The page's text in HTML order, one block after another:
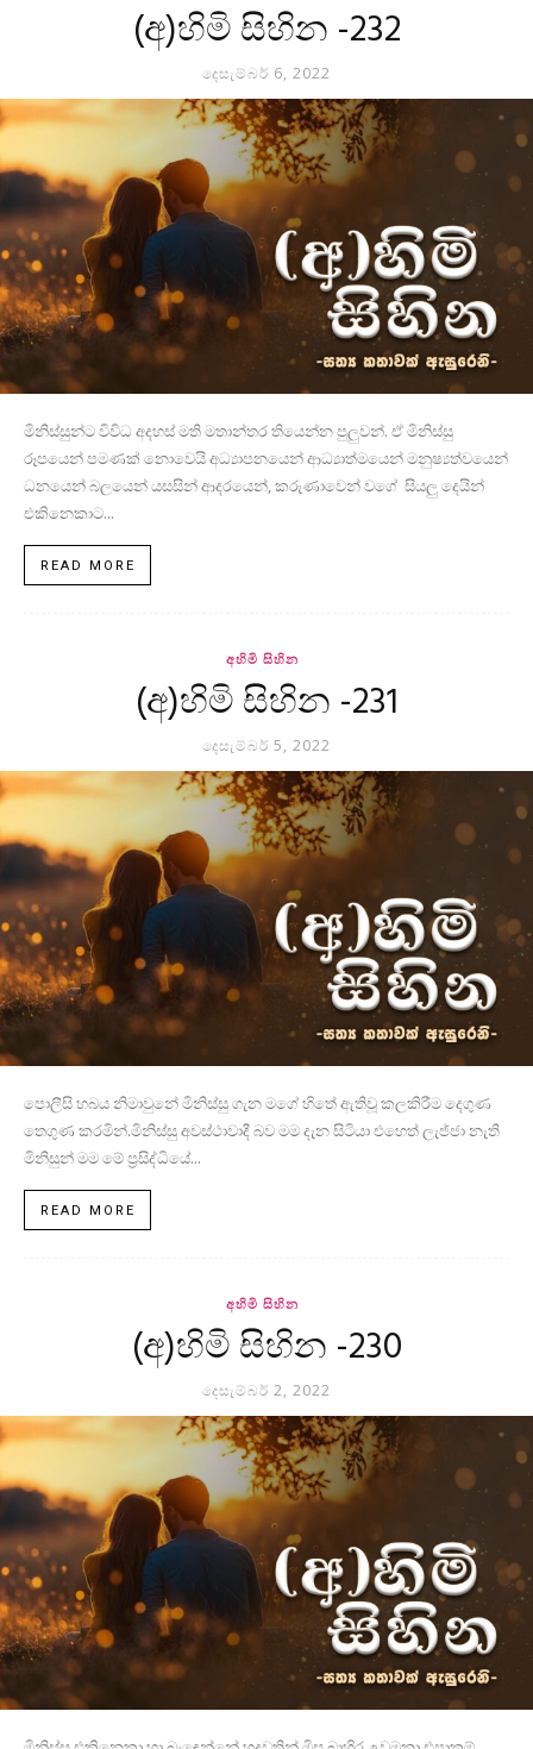
(අ)හිමි සිහින -232
දෙසැම්බර් 6, 2022
මිනිස්සුන්ට විවිධ අදහස් මති මතාන්තර තියෙන්න පුලුවන්. ඒ මිනිස්සු
රූපයෙන් පමණක් නොවෙයි අධ්‍යාපනයෙන් ආධ්‍යාත්මයෙන් මනුෂ්‍යත්වයෙන්
ධනයෙන් බලයෙන් යසසින් ආදරයෙන්, කරුණාවෙන් වගේ සියලු දෙයින්
එකිනෙකාට...
READ MORE
අහිමි සිහින
(අ)හිමි සිහින -231
දෙසැම්බර් 5, 2022
පොලීසි හබය නිමාවුනේ මිනිස්සු ගැන මගේ හිතේ ඇතිවූ කලකිරීම දෙගුණ
තෙගුණ කරමින්.මිනිස්සු අවස්ථාවාදී බව මම දැන සිටියා එහෙත් ලැජ්ජා නැති
මිනිසුන් මම මේ ප්‍රසිද්ධියේ...
READ MORE
අහිමි සිහින
(අ)හිමි සිහින -230
දෙසැම්බර් 2, 2022